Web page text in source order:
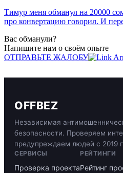
Тимур меня обманул на 20000
про конвертацию говорил. И
Вас обманули?
Напишите нам о своём опыте
ОТПРАВЬТЕ ЖАЛОБУ
OFFBEZ
Независимая
безопасности. Проверяем
предупреждаем людей с 2019
СЕРВИСЫ
Проверка проекта
РЕЙТИНГИ
Рейтинг